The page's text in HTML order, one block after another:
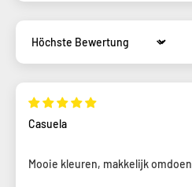
Sort by
Casuela
Mooie kleuren, makkelijk omdoen